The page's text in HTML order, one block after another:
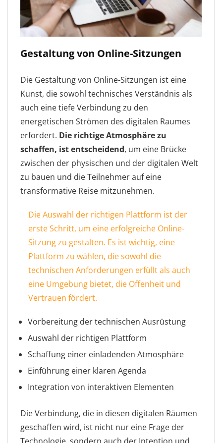
Gestaltung von Online-Sitzungen
Die Gestaltung von Online-Sitzungen ist eine
Kunst, die sowohl technisches Verständnis als
auch eine tiefe Verbindung zu den
energetischen Strömen des digitalen Raumes
erfordert. Die richtige Atmosphäre zu
schaffen, ist entscheidend, um eine Brücke
zwischen der physischen und der digitalen Welt
zu bauen und die Teilnehmer auf eine
transformative Reise mitzunehmen.
Die Auswahl der richtigen Plattform ist der
erste Schritt, um eine erfolgreiche Online-
Sitzung zu gestalten. Es ist wichtig, eine
Plattform zu wählen, die sowohl die
technischen Anforderungen erfüllt als auch
eine Umgebung bietet, die Offenheit und
Vertrauen fördert.
Vorbereitung der technischen Ausrüstung
Auswahl der richtigen Plattform
Schaffung einer einladenden Atmosphäre
Einführung einer klaren Agenda
Integration von interaktiven Elementen
Die Verbindung, die in diesen digitalen Räumen
geschaffen wird, ist nicht nur eine Frage der